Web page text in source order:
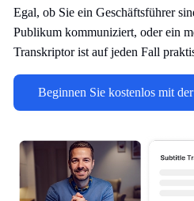
Egal, ob Sie ein Geschäftsführer
Publikum kommuniziert, oder ein
Transkriptor ist auf jeden Fall
Beginnen Sie kostenlos mit